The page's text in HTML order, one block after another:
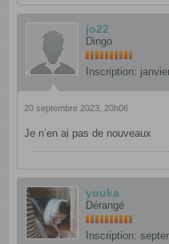
jo22
Dingo
Inscription:
20 septembre 2023, 20h06
Je n’en ai pas de nouveaux
youka
Dérangé
Inscription: